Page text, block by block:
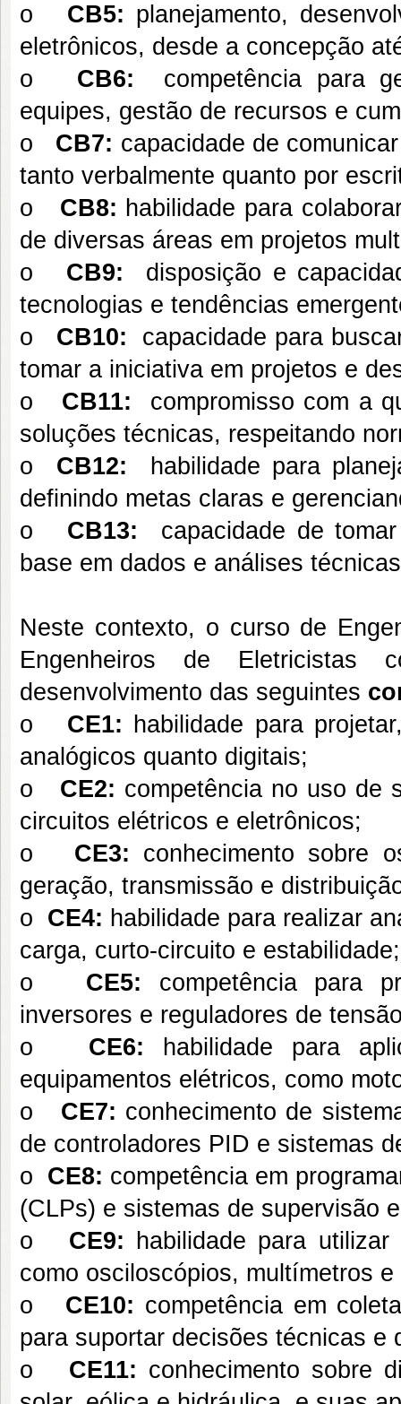
o CB5: planejamento,
eletrônicos, desde a concepção
o CB6: competência para
equipes, gestão de recursos e
o CB7: capacidade de
tanto verbalmente quanto por
o CB8: habilidade para
de diversas áreas em projetos
o CB9: disposição e
tecnologias e tendências
o CB10: capacidade para
tomar a iniciativa em projetos e
o CB11: compromisso com a
soluções técnicas, respeitando
o CB12:
habilidade para
definindo metas claras e
o CB13: capacidade de
base em dados e análises
Neste contexto, o curso de
Engenheiros de Eletricistas
desenvolvimento das seguintes
o CE1: habilidade para
analógicos quanto digitais;
o CE2: competência no uso de
circuitos elétricos e eletrônicos;
o CE3: conhecimento sobre
geração, transmissão e
o CE4: habilidade para realizar
carga, curto-circuito e estabilidade;
o CE5: competência para
inversores e reguladores de
o CE6: habilidade para
equipamentos elétricos, como
o CE7: conhecimento de
de controladores PID e sistemas
o CE8: competência em
(CLPs) e sistemas de supervisão
o CE9: habilidade para
como osciloscópios, multímetros
o CE10: competência em
para suportar decisões técnicas e
o CE11: conhecimento sobre